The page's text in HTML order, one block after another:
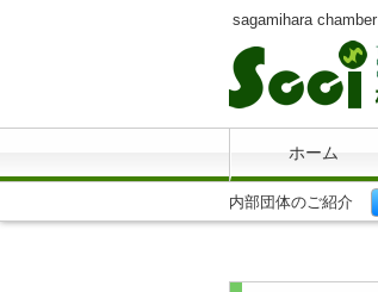
sagamihara
ホーム
内部団体のご紹介